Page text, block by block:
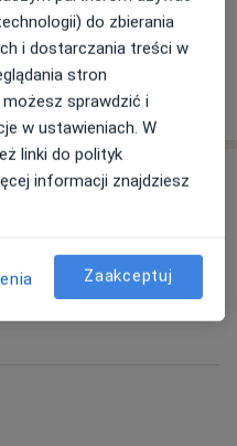
do każdego
przeżywanie
poczujecie się
szeroka gama ćwiczeń
metody usprawniania
doświadczeniu
do zbierania
i dostarczania treści w
stron
sprawdzić i
w ustawieniach. W
linki do polityk
informacji znajdziesz
Zaakceptuj